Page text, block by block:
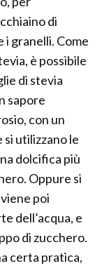
di
granelli. Come
è possibile
di stevia
sapore
con un
utilizzano le
dolcifica più
Oppure si
poi
dell’acqua, e
di zucchero.
certa pratica,